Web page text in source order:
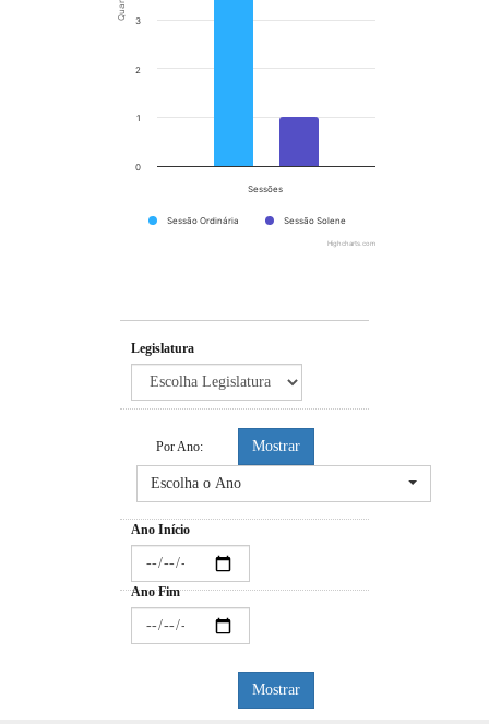
Sessão Ordinária Sessão Solene
Sessões
0
1
2
3
Highcharts.com
Legislatura
Mostrar
Por Ano:
Escolha o Ano
Ano Início
Ano Fim
Mostrar